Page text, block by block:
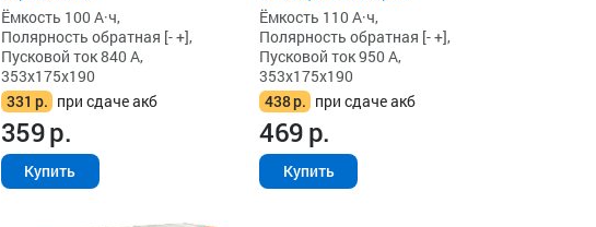
Ёмкость 100 А·ч,
Полярность обратная [- +],
Пусковой ток 840 А,
353x175x190
331 р. при сдаче акб
359р.
Купить
Ёмкость 110 А·ч,
Полярность обратная [- +],
Пусковой ток 950 А,
353x175x190
438р. при сдаче акб
469р.
Купить